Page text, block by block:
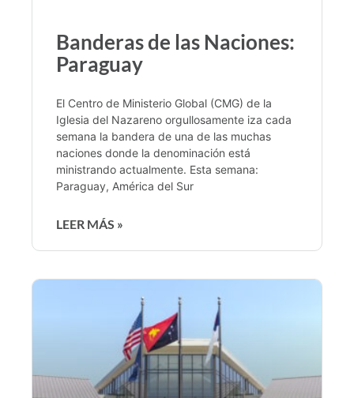
Banderas de las Naciones:
Paraguay
El Centro de Ministerio Global (CMG) de la
Iglesia del Nazareno orgullosamente iza cada
semana la bandera de una de las muchas
naciones donde la denominación está
ministrando actualmente. Esta semana:
Paraguay, América del Sur
LEER MÁS »